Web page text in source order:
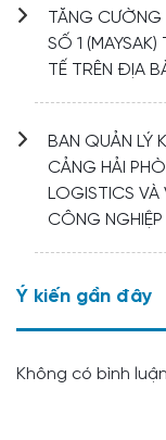
TĂNG CƯỜNG
SỐ 1 (MAYSAK)
TẾ TRÊN ĐỊA
BAN QUẢN LÝ
CẢNG HẢI
LOGISTICS VÀ
CÔNG NGHIỆP
Ý kiến ​​gần đây
Không có bình